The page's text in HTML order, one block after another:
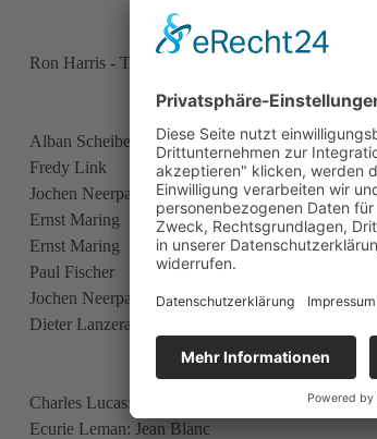
Ron Harris - Team Lotus: Peter Revson
Alban Scheiber
Fredy Link
Jochen Neerpasch Racing: Jochen Neerpasch
Ernst Maring
Ernst Maring
Paul Fischer
Jochen Neerpasch Racing: Karl von Wendt
Dieter Lanzerath
Charles Lucas: Piers Courage
Ecurie Leman: Jean Blanc